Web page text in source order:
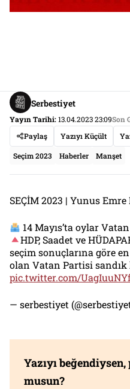
Serbestiyet
Yayın Tarihi:13.04.2023 23:09Son
Paylaş
Yazıyı Küçült
Seçim 2023 Haberler Manşet
SEÇİM 2023 | Yunus
14 Mayıs’ta oylar
HDP, Saadet ve
seçim sonuçlarına göre
olan Vatan Partisi
pic.twitter.com/
— serbestiyet
Yazıyı
musun?